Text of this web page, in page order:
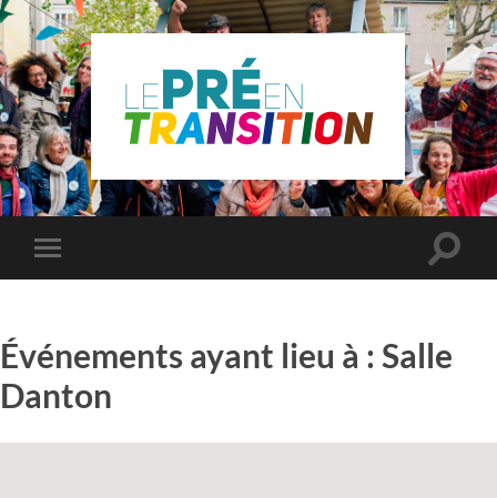
Le
Pré
Saint
Toggle
mobile
Toggle
Événements ayant lieu à :Salle
Danton